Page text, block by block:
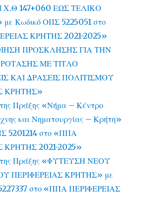
Χ.Θ 147+060 ΕΩΣ ΤΕΛΙΚΟ
Κωδικό ΟΠΣ 5225051 στο
ΚΡΗΤΗΣ 2021-2025»
ΠΡΟΣΚΛΗΣΗΣ ΓΙΑ ΤΗΝ
ΜΕ ΤΙΤΛΟ
ΚΑΙ ΔΡΑΣΕΙΣ ΠΟΛΙΤΙΣΜΟΥ
ΚΡΗΤΗΣ»
Πράξης «Νήμα – Κέντρο
και Νηματουργίας – Κρήτη»
5201214 στο «ΠΠΑ
ΚΡΗΤΗΣ 2021-2025»
της Πράξης «ΦΥΤΕΥΣΗ ΝΕΟΥ
ΠΕΡΙΦΕΡΕΙΑΣ ΚΡΗΤΗΣ» με
στο «ΠΠΑ ΠΕΡΙΦΕΡΕΙΑΣ